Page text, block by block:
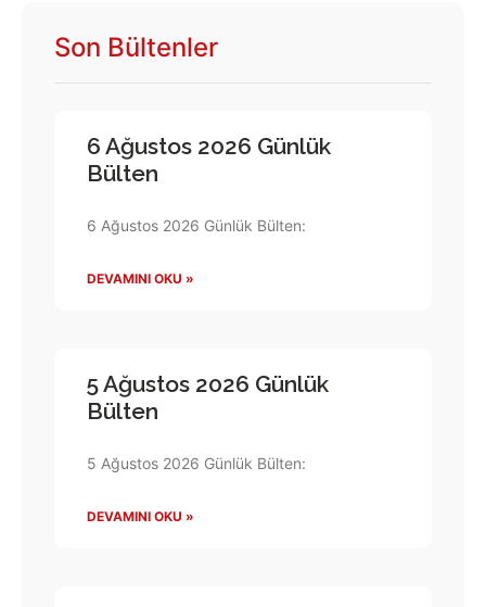
Son Bültenler
6 Ağustos 2026 Günlük
Bülten
6 Ağustos 2026 Günlük Bülten:
DEVAMINI OKU »
5 Ağustos 2026 Günlük
Bülten
5 Ağustos 2026 Günlük Bülten:
DEVAMINI OKU »